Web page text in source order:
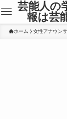
芸能人の
報は芸
ホーム 女性アナウン